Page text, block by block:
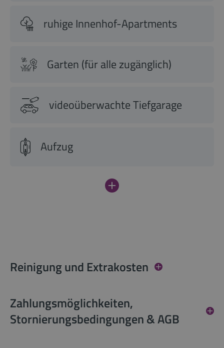
ruhige Innenhof-Apartments
Garten (für alle zugänglich)
videoüberwachte Tiefgarage
Aufzug
Reinigung und Extrakosten
Zahlungsmöglichkeiten,
Stornierungsbedingungen & AGB